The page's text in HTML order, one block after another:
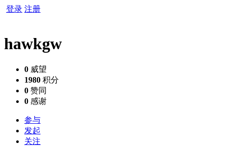
登录 注册
hawkgw
0 威望
1980 积分
0 赞同
0 感谢
参与
发起
关注